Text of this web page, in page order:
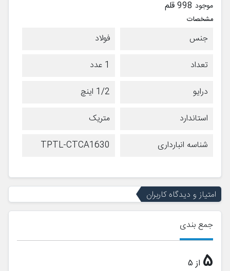
موجود 998 قلم
مشخصات
جنس
فولاد
تعداد
1 عدد
درایو
1/2 اینچ
استاندارد
متریک
شناسه انبارداری
TPTL-CTCA1630
امتیاز و دیدگاه کاربران
جمع بندی
5 از 5